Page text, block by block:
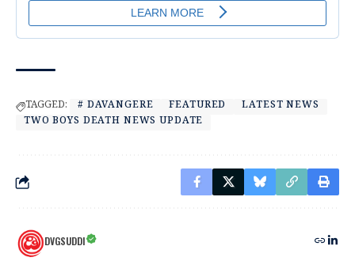
TAGGED: # DAVANGERE FEATURED
LATEST NEWS
TWO BOYS DEATH NEWS UPDATE
DVGSUDDI